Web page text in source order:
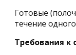
Готовые
течение
Требования